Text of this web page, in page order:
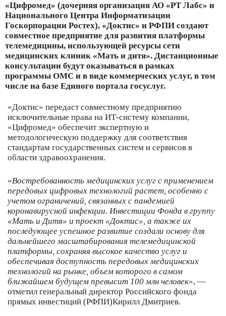
«Цифромед» (дочерняя организация АО «РТ Лабс» и
Национального Центра Информатизации
Госкорпорации Ростех), «Доктис» и РФПИ создают
совместное предприятие для развития платформы
телемедицины, использующей ресурсы сети
медицинских клиник «Мать и дитя». Дистанционные
консультации будут оказываться в рамках
программы ОМС и в виде коммерческих услуг, в том
числе на базе Единого портала госуслуг.
«Доктис» передаст совместному предприятию
исключительные права на ИТ-систему компании,
«Цифромед» обеспечит экспертную и
методологическую поддержку для соответствия
стандартам государственных систем и сервисов в
области здравоохранения.
«Востребованность медицинских услуг с применением
передовых цифровых технологий растет, особенно с
учетом ограничений, связанных с пандемией
коронавирусной инфекции. Инвестиции Фонда в группу
«Мать и Дитя» и проект «Доктис», а также их
последующее успешное развитие создали основу для
дальнейшего масштабирования телемедицинской
платформы, сохраняя высокое качество услуг и
обеспечивая доступность передовых медицинских
технологий на рынке, объем которого в самом
ближайшем будущем превысит 100 млн человек», —
отметил генеральный директор Российского фонда
прямых инвестиций (РФПИ)Кирилл Дмитриев.